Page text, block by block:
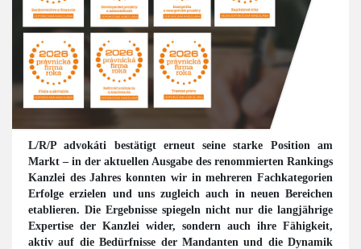
L/R/P advokáti bestätigt erneut seine starke Position am
Markt – in der aktuellen Ausgabe des renommierten Rankings
Kanzlei des Jahres konnten wir in mehreren Fachkategorien
Erfolge erzielen und uns zugleich auch in neuen Bereichen
etablieren. Die Ergebnisse spiegeln nicht nur die langjährige
Expertise der Kanzlei wider, sondern auch ihre Fähigkeit,
aktiv auf die Bedürfnisse der Mandanten und die Dynamik